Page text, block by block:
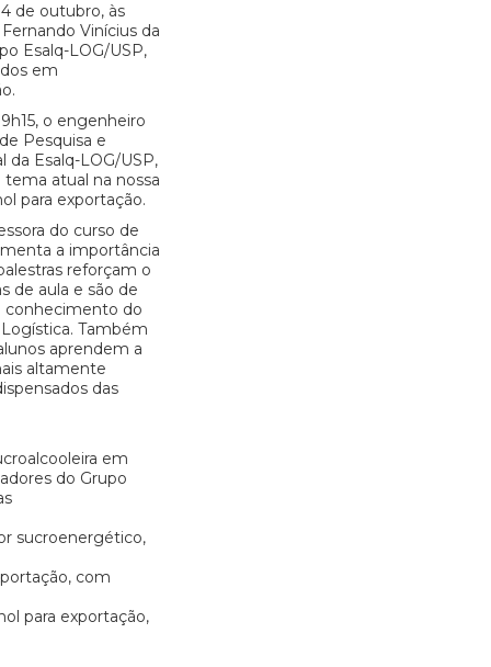
de outubro, às
Vinícius da
Esalq-LOG/USP,
em
o engenheiro
Pesquisa e
Esalq-LOG/USP,
atual na nossa
para exportação.
do curso de
a importância
reforçam o
de aula e são de
conhecimento do
Também
aprendem a
altamente
das
em
do Grupo
sucroenergético,
com
para exportação,